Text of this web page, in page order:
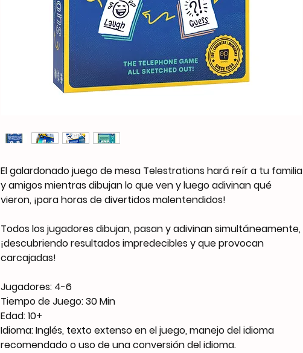
El galardonado juego de mesa Telestrations hará reír a tu familia
y amigos mientras dibujan lo que ven y luego adivinan qué
vieron, ¡para horas de divertidos malentendidos!
Todos los jugadores dibujan, pasan y adivinan simultáneamente,
¡descubriendo resultados impredecibles y que provocan
carcajadas!
Jugadores: 4-6
Tiempo de Juego: 30 Min
Edad: 10+
Idioma: Inglés, texto extenso en el juego, manejo del idioma
recomendado o uso de una conversión del idioma.